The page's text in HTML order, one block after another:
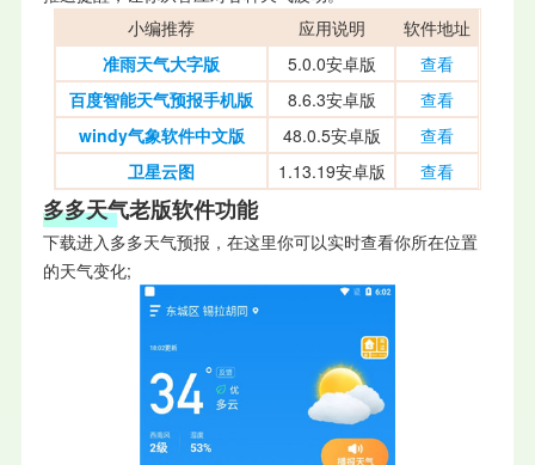
小编推荐
应用说明
软件地址
准雨天气大字版
5.0.0安卓版
查看
百度智能天气预报手机版
8.6.3安卓版
查看
windy气象软件中文版
48.0.5安卓版
查看
卫星云图
1.13.19安卓版 查看
多多天气老版软件功能
下载进入多多天气预报，在这里你可以实时查看你所在位置
的天气变化;